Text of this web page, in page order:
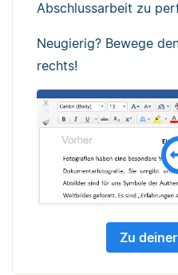
Abschlussarbeit zu
Neugierig? Bewege
rechts!
Zu